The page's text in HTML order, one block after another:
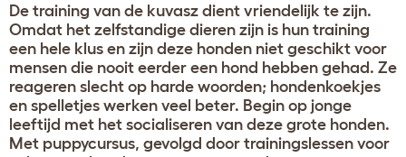
De training van de kuvasz dient vriendelijk te zijn.
Omdat het zelfstandige dieren zijn is hun training
een hele klus en zijn deze honden niet geschikt voor
mensen die nooit eerder een hond hebben gehad. Ze
reageren slecht op harde woorden; hondenkoekjes
en spelletjes werken veel beter. Begin op jonge
leeftijd met het socialiseren van deze grote honden.
Met puppycursus, gevolgd door trainingslessen voor